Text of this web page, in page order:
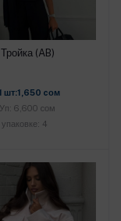
Тройка (AB)
шт:1,650 cом
6,600 cом
4